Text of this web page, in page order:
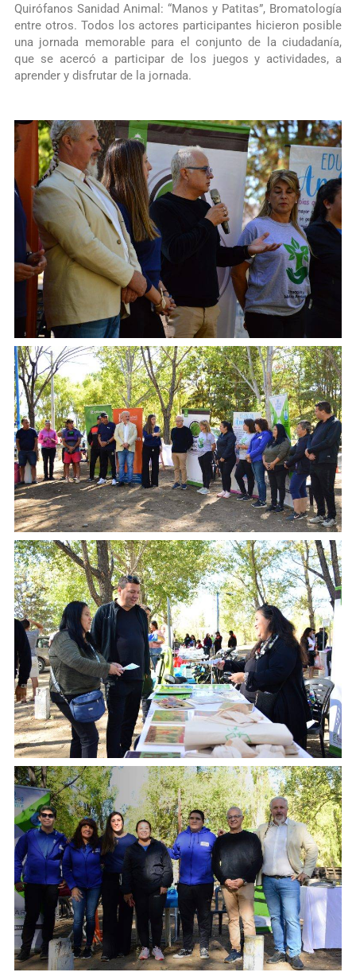
Quirófanos Sanidad Animal: “Manos y Patitas”, Bromatología
entre otros. Todos los actores participantes hicieron posible
una jornada memorable para el conjunto de la ciudadanía,
que se acercó a participar de los juegos y actividades, a
aprender y disfrutar de la jornada.